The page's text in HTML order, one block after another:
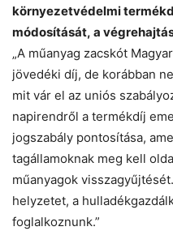
környezetvédelmi
módosítását, a
„A műanyag zacskót
jövedéki díj, de korábban
mit vár el az uniós
napirendről a termékdíj
jogszabály pontosítása,
tagállamoknak meg kell
műanyagok
helyzetet, a
foglalkoznunk.”